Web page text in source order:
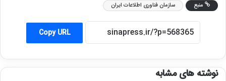
منبع سازمان فناوری اطلاعات ایران
Copy URL
نوشته های مشابه